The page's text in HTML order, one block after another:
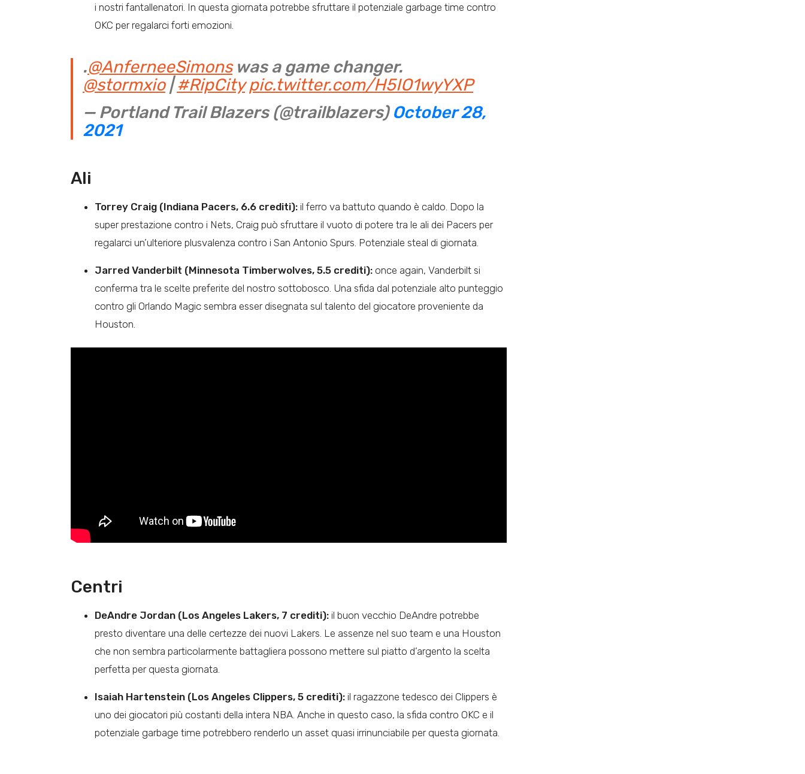
i nostri fantallenatori. In questa giornata potrebbe sfruttare il potenziale garbage time contro
OKC per regalarci forti emozioni.
.@AnferneeSimonswas a game changer.
@stormxio|#RipCity pic.twitter.com/H5IO1wyYXP
— Portland Trail Blazers (@trailblazers) October 28,
2021
Ali
Torrey Craig (Indiana Pacers, 6.6 crediti): il ferro va battuto quando è caldo. Dopo la
super prestazione contro i Nets, Craig può sfruttare il vuoto di potere tra le ali dei Pacers per
regalarci un’ulteriore plusvalenza contro i San Antonio Spurs. Potenziale steal di giornata.
Jarred Vanderbilt (Minnesota Timberwolves, 5.5 crediti): once again, Vanderbilt si
conferma tra le scelte preferite del nostro sottobosco. Una sfida dal potenziale alto punteggio
contro gli Orlando Magic sembra esser disegnata sul talento del giocatore proveniente da
Houston.
Centri
DeAndre Jordan (Los Angeles Lakers, 7 crediti): il buon vecchio DeAndre potrebbe
presto diventare una delle certezze dei nuovi Lakers. Le assenze nel suo team e una Houston
che non sembra particolarmente battagliera possono mettere sul piatto d’argento la scelta
perfetta per questa giornata.
Isaiah Hartenstein (Los Angeles Clippers, 5 crediti): il ragazzone tedesco dei Clippers è
uno dei giocatori più costanti della intera NBA. Anche in questo caso, la sfida contro OKC e il
potenziale garbage time potrebbero renderlo un asset quasi irrinunciabile per questa giornata.